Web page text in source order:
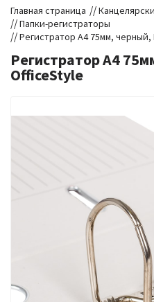
Главная страница //
//Папки-регистраторы
//Регистратор A4 75мм,
Регистратор A4
OfficeStyle